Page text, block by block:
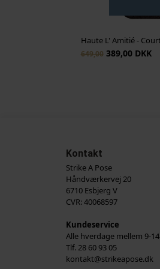
649,00389,00 DKK
Kontakt
Strike A Pose
Håndværkervej 20
6710 Esbjerg V
CVR: 40068597
Kundeservice
Alle hverdage mellem 9-14
Tlf. 28 60 93 05
kontakt@strikeapose.dk